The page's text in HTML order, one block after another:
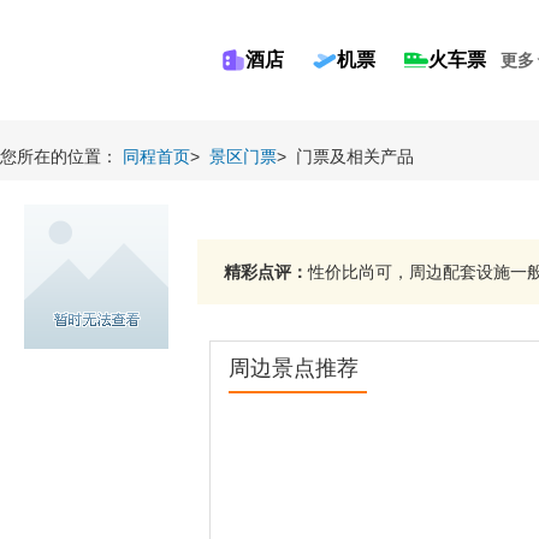
酒店 机票 火车票 更多
您所在的位置： 同程首页> 景区门票> 门票及相关产品
精彩点评：性价比尚可，周边配套设施一
周边景点推荐